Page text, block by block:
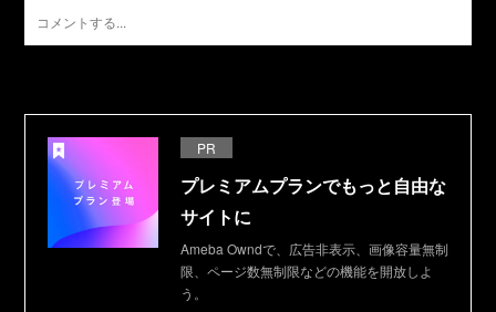
PR
プレミアムプランでもっと自由な
サイトに
Ameba Owndで、広告非表示、画像容量無制
限、ページ数無制限などの機能を開放しよ
う。